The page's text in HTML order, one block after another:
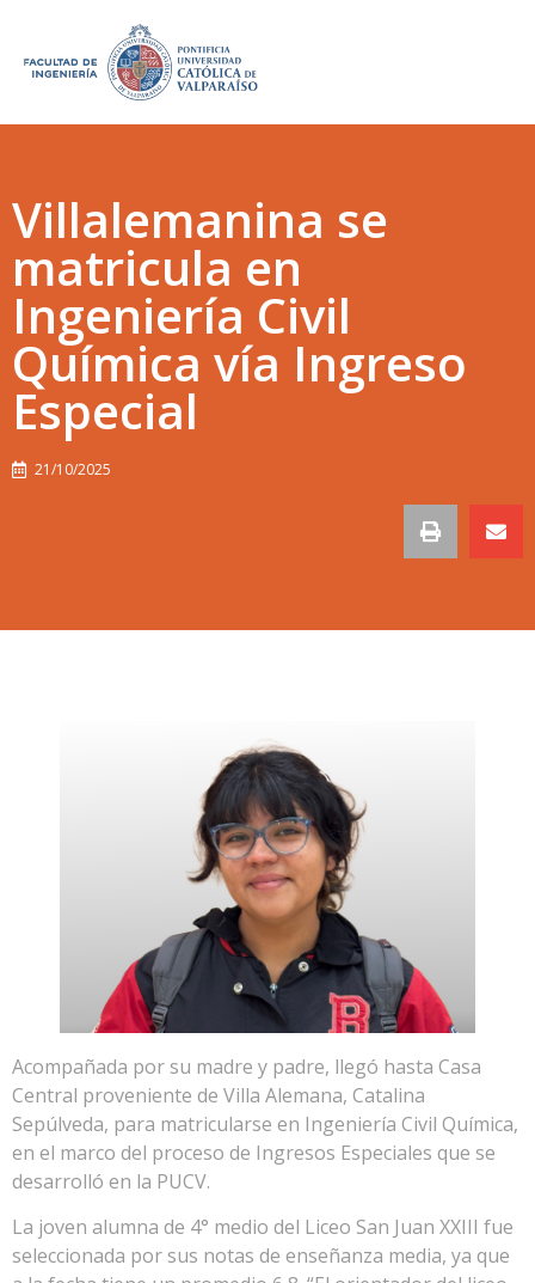
Villalemanina se
matricula en
Ingeniería Civil
Química vía Ingreso
Especial
21/10/2025
Acompañada por su madre y padre, llegó hasta Casa
Central proveniente de Villa Alemana, Catalina
Sepúlveda, para matricularse en Ingeniería Civil Química,
en el marco del proceso de Ingresos Especiales que se
desarrolló en la PUCV.
La joven alumna de 4° medio del Liceo San Juan XXIII fue
seleccionada por sus notas de enseñanza media, ya que